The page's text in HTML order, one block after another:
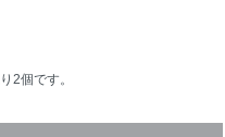
2個です。